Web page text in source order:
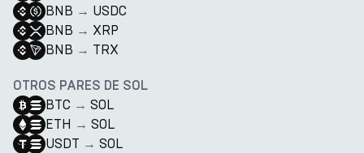
BNB → USDC
BNB → XRP
BNB → TRX
OTROS PARES DE SOL
BTC → SOL
ETH → SOL
USDT → SOL